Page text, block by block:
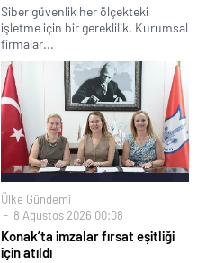
Siber güvenlik her ölçekteki
işletme için bir gereklilik. Kurumsal
firmalar...
Ülke Gündemi
8 Ağustos 2026 00:08
Konak’ta imzalar fırsat eşitliği
için atıldı